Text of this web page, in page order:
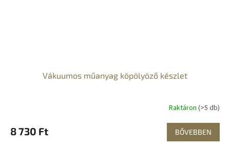
Vákuumos műanyag köpölyöző készlet
Raktáron (>5 db)
8 730 Ft BŐVEBBEN